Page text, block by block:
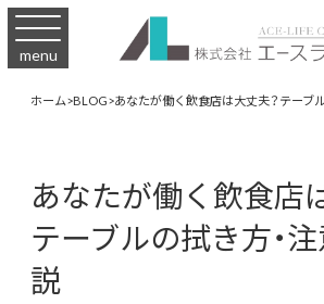
menu
ホーム>BLOG>あなたが働く飲食店は大丈夫？テーブ
あなたが働く飲食店
テーブルの拭き方・
説